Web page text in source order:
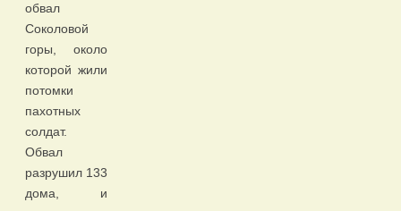
обвал
Соколовой
горы, около
которой жили
потомки
пахотных
солдат.
Обвал
разрушил 133
дома, и